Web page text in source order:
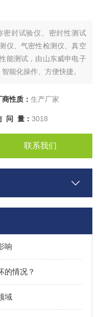
密封试验仪、密封性测试
仪、气密性检测仪、真空
能测试，由山东威申电子
能化操作、方便快捷。
商性质： 生产厂家
问 量： 3018
联系我们
响
的情况？
域